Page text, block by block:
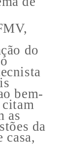
do
bem-
citam
as
da
casa,